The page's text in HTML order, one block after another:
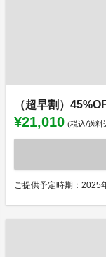
（超早割）
¥21,010 (税込/送料
ご提供予定時期：2025